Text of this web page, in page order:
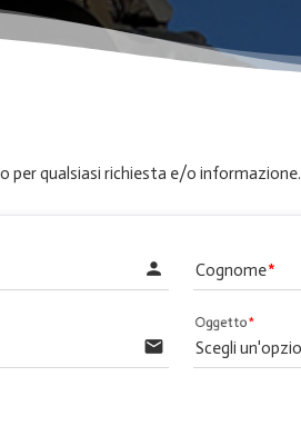
qualsiasi richiesta e/o informazione.
person Cognome
email
Oggetto